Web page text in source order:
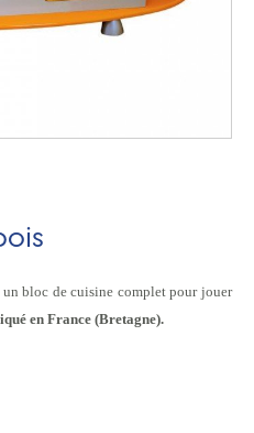
bloc de cuisine complet pour jouer
en France (Bretagne).